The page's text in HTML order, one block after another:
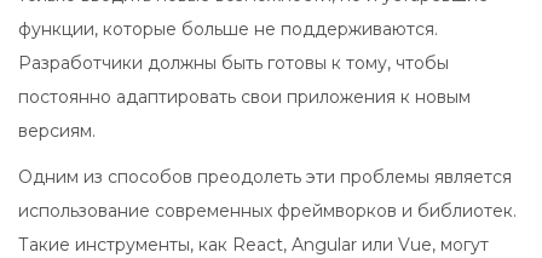
функции, которые больше не поддерживаются.
Разработчики должны быть готовы к тому, чтобы
постоянно адаптировать свои приложения к новым
версиям.
Одним из способов преодолеть эти проблемы является
использование современных фреймворков и библиотек.
Такие инструменты, как React, Angular или Vue, могут